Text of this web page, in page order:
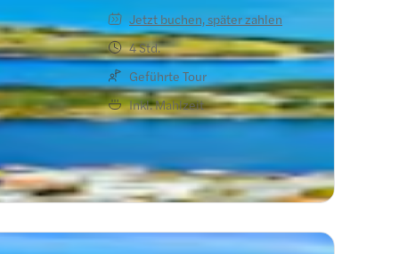
Jetzt buchen, später zahlen
4 Std.
Geführte Tour
Inkl. Mahlzeit